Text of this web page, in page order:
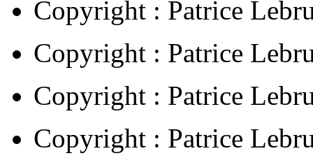
Copyright : Patrice
Copyright : Patrice
Copyright : Patrice
Copyright : Patrice